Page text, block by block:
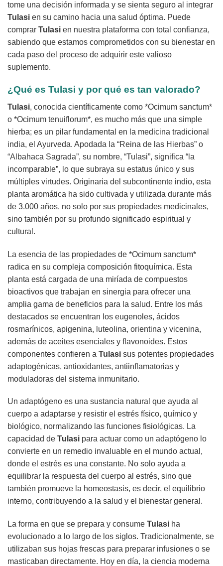
tome una decisión informada y se sienta seguro al integrar
Tulasi en su camino hacia una salud óptima. Puede
comprar Tulasi en nuestra plataforma con total confianza,
sabiendo que estamos comprometidos con su bienestar en
cada paso del proceso de adquirir este valioso
suplemento.
¿Qué es Tulasi y por qué es tan valorado?
Tulasi, conocida científicamente como *Ocimum sanctum*
o *Ocimum tenuiflorum*, es mucho más que una simple
hierba; es un pilar fundamental en la medicina tradicional
india, el Ayurveda. Apodada la “Reina de las Hierbas” o
“Albahaca Sagrada”, su nombre, “Tulasi”, significa “la
incomparable”, lo que subraya su estatus único y sus
múltiples virtudes. Originaria del subcontinente indio, esta
planta aromática ha sido cultivada y utilizada durante más
de 3.000 años, no solo por sus propiedades medicinales,
sino también por su profundo significado espiritual y
cultural.
La esencia de las propiedades de *Ocimum sanctum*
radica en su compleja composición fitoquímica. Esta
planta está cargada de una miríada de compuestos
bioactivos que trabajan en sinergia para ofrecer una
amplia gama de beneficios para la salud. Entre los más
destacados se encuentran los eugenoles, ácidos
rosmarínicos, apigenina, luteolina, orientina y vicenina,
además de aceites esenciales y flavonoides. Estos
componentes confieren a Tulasi sus potentes propiedades
adaptogénicas, antioxidantes, antiinflamatorias y
moduladoras del sistema inmunitario.
Un adaptógeno es una sustancia natural que ayuda al
cuerpo a adaptarse y resistir el estrés físico, químico y
biológico, normalizando las funciones fisiológicas. La
capacidad de Tulasi para actuar como un adaptógeno lo
convierte en un remedio invaluable en el mundo actual,
donde el estrés es una constante. No solo ayuda a
equilibrar la respuesta del cuerpo al estrés, sino que
también promueve la homeostasis, es decir, el equilibrio
interno, contribuyendo a la salud y el bienestar general.
La forma en que se prepara y consume Tulasi ha
evolucionado a lo largo de los siglos. Tradicionalmente, se
utilizaban sus hojas frescas para preparar infusiones o se
masticaban directamente. Hoy en día, la ciencia moderna